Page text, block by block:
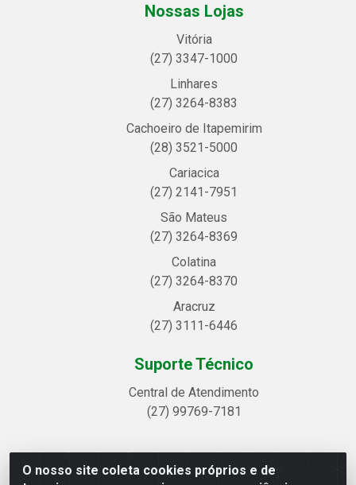
O nosso site coleta cookies próprios e de
Nossas Lojas
Vitória
(27) 3347-1000
Linhares
(27) 3264-8383
Cachoeiro de Itapemirim
(28) 3521-5000
Cariacica
(27) 2141-7951
São Mateus
(27) 3264-8369
Colatina
(27) 3264-8370
Aracruz
(27) 3111-6446
Suporte Técnico
Central de Atendimento
(27) 99769-7181
Linhavix Distribuidora LTDA - Avenida Alegre, 2521 -